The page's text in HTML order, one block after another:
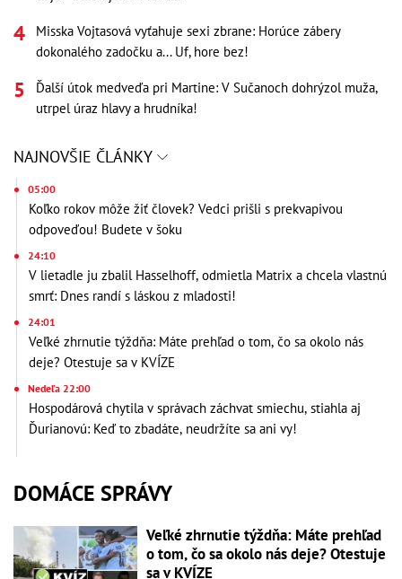
Misska Vojtasová vyťahuje sexi zbrane: Horúce zábery
dokonalého zadočku a... Uf, hore bez!
Ďalší útok medveďa pri Martine: V Sučanoch dohrýzol muža,
utrpel úraz hlavy a hrudníka!
NAJNOVŠIE ČLÁNKY
05:00
Koľko rokov môže žiť človek? Vedci prišli s prekvapivou
odpoveďou! Budete v šoku
24:10
V lietadle ju zbalil Hasselhoff, odmietla Matrix a chcela vlastnú
smrť: Dnes randí s láskou z mladosti!
24:01
Veľké zhrnutie týždňa: Máte prehľad o tom, čo sa okolo nás
deje? Otestuje sa v KVÍZE
Nedeľa 22:00
Hospodárová chytila v správach záchvat smiechu, stiahla aj
Ďurianovú: Keď to zbadáte, neudržíte sa ani vy!
DOMÁCE SPRÁVY
Veľké zhrnutie týždňa: Máte prehľad
o tom, čo sa okolo nás deje? Otestuje
sa v KVÍZE